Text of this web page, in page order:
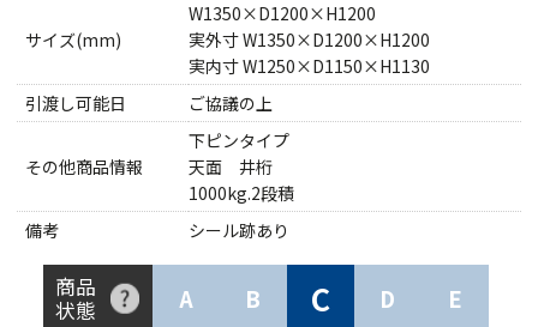
サイズ(mm)
W1350×D1200×H1200
実外寸 W1350×D1200×H1200
実内寸 W1250×D1150×H1130
引渡し可能日
ご協議の上
その他商品情報
下ピンタイプ
天面 井桁
1000kg.2段積
備考
シール跡あり
商品
状態
A B C D E